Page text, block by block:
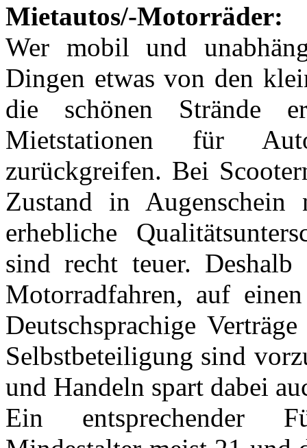
Mietautos/-Motorräder:
Wer mobil und
Dingen etwas von den
die schönen Strände
Mietstationen für
zurückgreifen. Bei
Zustand in
erhebliche
sind recht teuer.
Motorradfahren, auf
Deutschsprachige
Selbstbeteiligung sind
und Handeln spart dabei
Ein entsprechender